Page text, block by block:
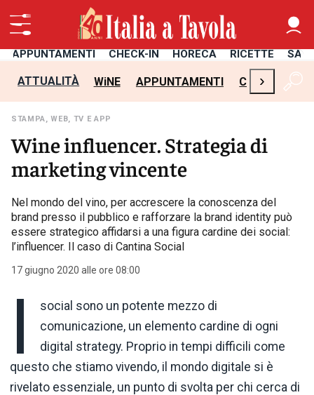
APPUNTAMENTI CHECK-IN HORECA RICETTE
ATTUALITÀ WiNE APPUNTAMENTI CHECK-IN
›
STAMPA, WEB, TV E APP
Wine influencer. Strategia di
marketing vincente
Nel mondo del vino, per accrescere la conoscenza del
brand presso il pubblico e rafforzare la brand identity può
essere strategico affidarsi a una figura cardine dei social:
l’influencer. Il caso di Cantina Social
17 giugno 2020 alle ore 08:00
I
social sono un potente mezzo di
comunicazione, un elemento cardine di ogni
digital strategy. Proprio in tempi difficili come
questo che stiamo vivendo, il mondo digitale si è
rivelato essenziale, un punto di svolta per chi cerca di